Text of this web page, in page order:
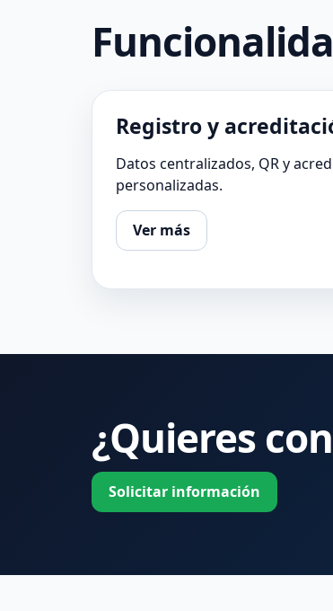
Registro y
Datos centralizados, QR y
personalizadas.
Ver más
¿Quieres
Solicitar información